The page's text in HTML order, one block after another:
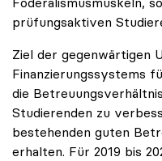
prüfungsaktiven
Ziel der gegenwärtigen
Finanzierungssystems
die
Studierenden zu
bestehenden guten
erhalten. Für 2019 bis